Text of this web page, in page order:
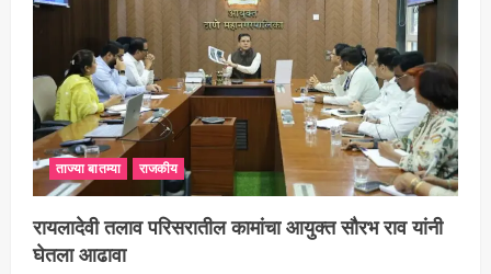
ताज्या बातम्या राजकीय
रायलादेवी तलाव परिसरातील कामांचा आयुक्त सौरभ राव यांनी
घेतला आढावा